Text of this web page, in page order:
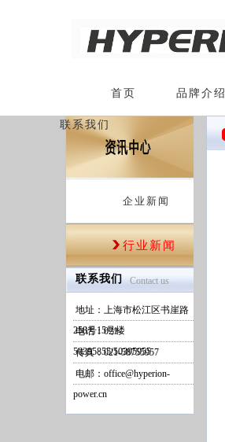
首页 品牌介绍
联系我们
企业新闻
行业新闻
联系我们 Contact us
地址：上海市松江区书崖路
258号15号楼
电话：021-
50395855/50395955
传真：021-58755957
电邮：office@hyperion-
power.cn